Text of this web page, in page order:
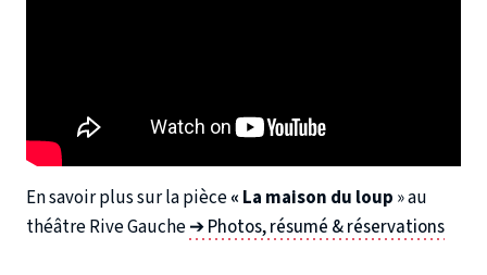
En savoir plus sur la pièce« La maison du loup » au
théâtre Rive Gauche➔ Photos, résumé & réservations